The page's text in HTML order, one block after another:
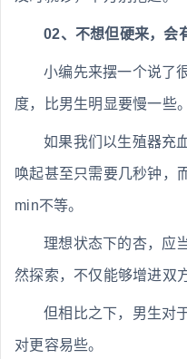
02、不想但硬来，会
小编先来摆一个说了
度，比男生明显要慢一些。
如果我们以生殖器充
唤起甚至只需要几秒钟，
min不等。
理想状态下的杏，应
然探索，不仅能够增进双
但相比之下，男生对
对更容易些。